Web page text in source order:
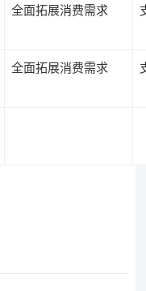
全面拓展消费需求
全面拓展消费需求